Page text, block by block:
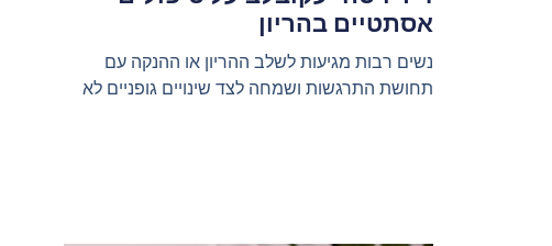
אסתטיים בהריון
נשים רבות מגיעות לשלב ההריון או ההנקה עם
תחושת התרגשות ושמחה לצד שינויים גופניים לא